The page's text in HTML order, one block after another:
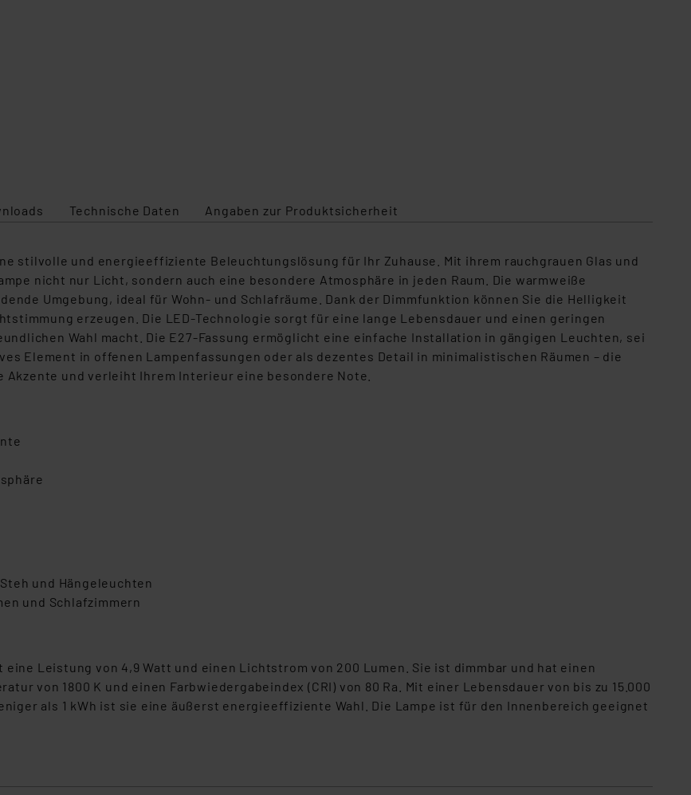
Technische Daten Angaben zur Produktsicherheit
stilvolle und energieeffiziente Beleuchtungslösung für Ihr Zuhause. Mit ihrem rauchgrauen Glas und
nicht nur Licht, sondern auch eine besondere Atmosphäre in jeden Raum. Die warmweiße
Umgebung, ideal für Wohn- und Schlafräume. Dank der Dimmfunktion können Sie die Helligkeit
erzeugen. Die LED-Technologie sorgt für eine lange Lebensdauer und einen geringen
Wahl macht. Die E27-Fassung ermöglicht eine einfache Installation in gängigen Leuchten, sei
Element in offenen Lampenfassungen oder als dezentes Detail in minimalistischen Räumen – die
Akzente und verleiht Ihrem Interieur eine besondere Note.
und Hängeleuchten
und Schlafzimmern
eine Leistung von 4,9 Watt und einen Lichtstrom von 200 Lumen. Sie ist dimmbar und hat einen
von 1800 K und einen Farbwiedergabeindex (CRI) von 80 Ra. Mit einer Lebensdauer von bis zu 15.000
als 1 kWh ist sie eine äußerst energieeffiziente Wahl. Die Lampe ist für den Innenbereich geeignet